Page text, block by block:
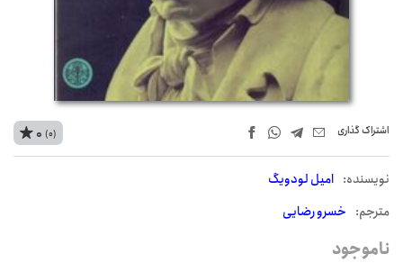
اشتراک‌ گذاری
نويسنده: امیل لودویگ
مترجم: خسرو رضایی
0 (0)
ناموجود